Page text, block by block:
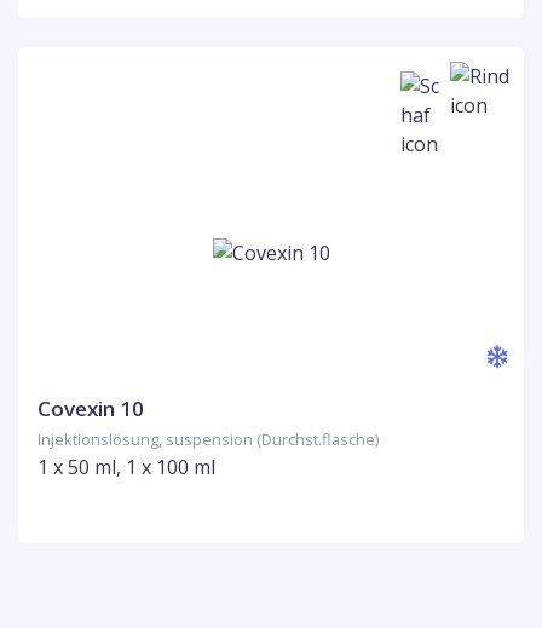
Covexin 10
Injektionslösung, suspension (Durchst.flasche)
1 x 50 ml, 1 x 100 ml